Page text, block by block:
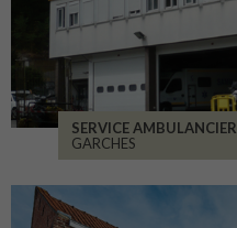
SERVICE AMBULANCIER
GARCHES